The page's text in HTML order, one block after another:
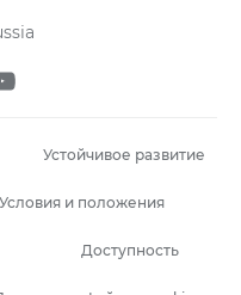

Устойчивое развитие
Условия и положения
Доступность